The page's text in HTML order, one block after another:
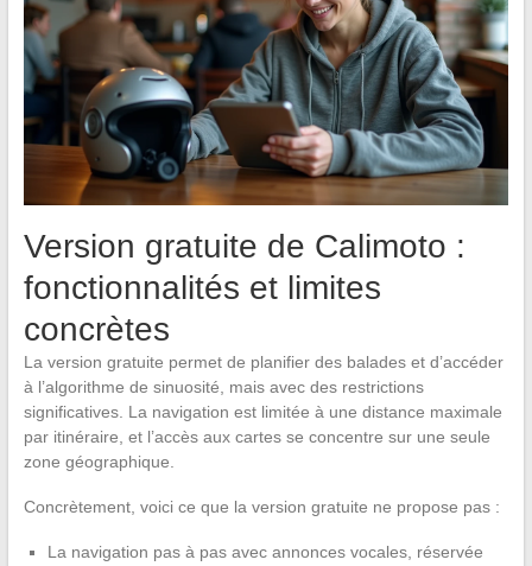
Version gratuite de Calimoto :
fonctionnalités et limites
concrètes
La version gratuite permet de planifier des balades et d’accéder
à l’algorithme de sinuosité, mais avec des restrictions
significatives. La navigation est limitée à une distance maximale
par itinéraire, et l’accès aux cartes se concentre sur une seule
zone géographique.
Concrètement, voici ce que la version gratuite ne propose pas :
La navigation pas à pas avec annonces vocales, réservée